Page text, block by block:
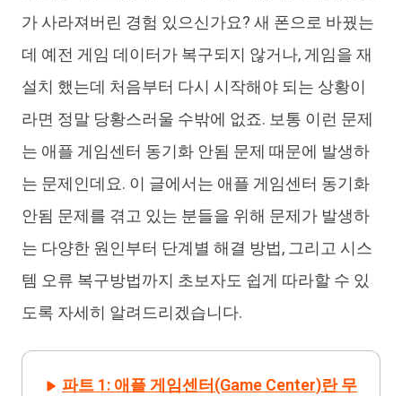
가 사라져버린 경험 있으신가요? 새 폰으로 바꿨는
데 예전 게임 데이터가 복구되지 않거나, 게임을 재
설치 했는데 처음부터 다시 시작해야 되는 상황이
라면 정말 당황스러울 수밖에 없죠. 보통 이런 문제
는 애플 게임센터 동기화 안됨 문제 때문에 발생하
는 문제인데요. 이 글에서는 애플 게임센터 동기화
안됨 문제를 겪고 있는 분들을 위해 문제가 발생하
는 다양한 원인부터 단계별 해결 방법, 그리고 시스
템 오류 복구방법까지 초보자도 쉽게 따라할 수 있
도록 자세히 알려드리겠습니다.
파트 1: 애플 게임센터(Game Center)란 무